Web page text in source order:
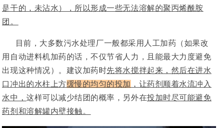
是干的，未沾水），所以形成一些无法溶解的聚丙烯酰胺
团。
目前，大多数污水处理厂一般都采用人工加药（如果改
用自动进料机加药的话，不仅节省人力，且能最大力度避免
出现这种情况）。建议加药时先将水搅拌起来，然后在进水
口冲出的水柱上方缓慢的均匀的投加 ，让药剂顺着水流冲入
水中，这样可以减少结团的概率，另外在投加时尽可能避免
药剂和溶解罐内壁接触。